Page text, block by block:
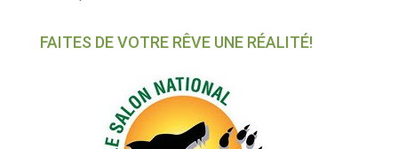
FAITES DE VOTRE RÊVE UNE RÉALITÉ!